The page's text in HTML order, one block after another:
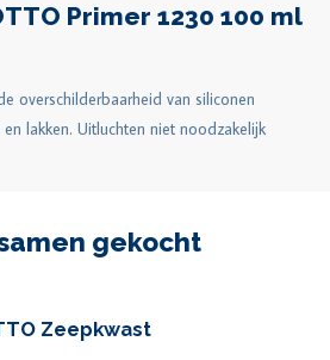
Primer 1230 100 ml
overschilderbaarheid van siliconen
lakken. Uitluchten niet noodzakelijk
gekocht
Zeepkwast